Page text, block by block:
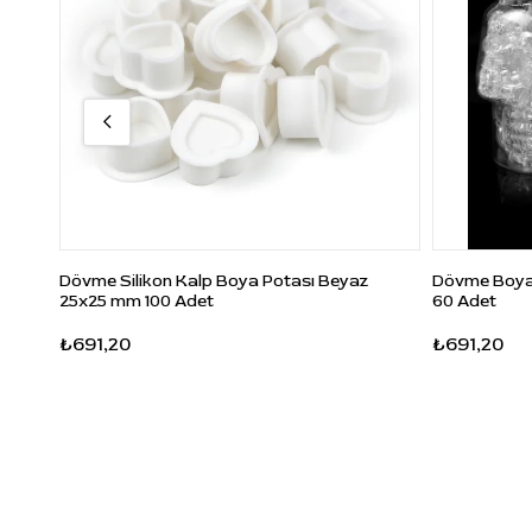
Dövme Silikon Kalp Boya Potası Beyaz
25x25 mm 100 Adet
₺691,20
Dövme
60 Adet
₺691,20